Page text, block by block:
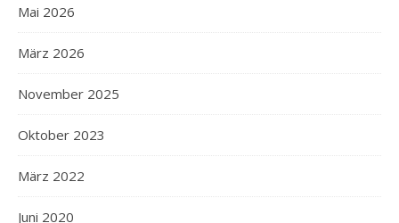
Mai 2026
März 2026
November 2025
Oktober 2023
März 2022
Juni 2020